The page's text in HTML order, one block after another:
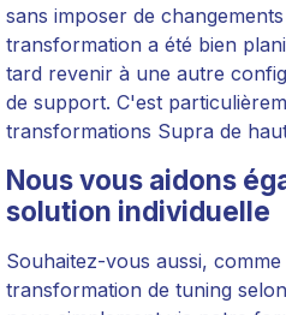
sans imposer de
transformation a été bien
tard revenir à une autre
de support. C'est
transformations Supra de
Nous vous aidons
solution individuelle
Souhaitez-vous aussi,
transformation de tuning